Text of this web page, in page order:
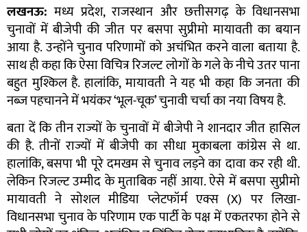
लखनऊ: मध्य प्रदेश, राजस्थान और छत्तीसगढ़ के विधानसभा
चुनावों में बीजेपी की जीत पर बसपा सुप्रीमो मायावती का बयान
आया है. उन्होंने चुनाव परिणामों को अचंभित करने वाला बताया है.
साथ ही कहा कि ऐसा विचित्र रिजल्ट लोगों के गले के नीचे उतर पाना
बहुत मुश्किल है. हालांकि, मायावती ने यह भी कहा कि जनता की
नब्ज पहचानने में भयंकर ‘भूल-चूक’ चुनावी चर्चा का नया विषय है.
बता दें कि तीन राज्यों के चुनावों में बीजेपी ने शानदार जीत हासिल
की है. तीनों राज्यों में बीजेपी का सीधा मुकाबला कांग्रेस से था.
हालांकि, बसपा भी पूरे दमखम से चुनाव लड़ने का दावा कर रही थी.
लेकिन रिजल्ट उम्मीद के मुताबिक नहीं आया. ऐसे में बसपा सुप्रीमो
मायावती ने सोशल मीडिया प्लेटफॉर्म एक्स (X) पर लिखा-
विधानसभा चुनाव के परिणाम एक पार्टी के पक्ष में एकतरफा होने से